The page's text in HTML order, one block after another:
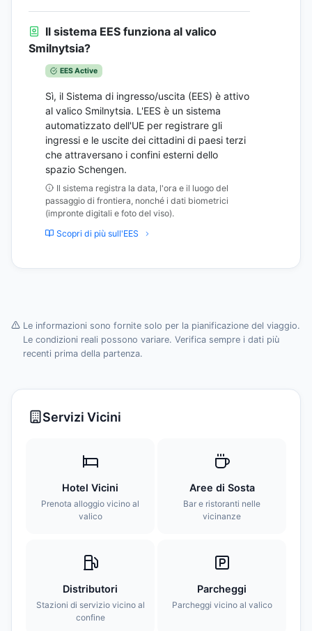
Il sistema EES funziona al valico
Smilnytsia?
EES Active
Sì, il Sistema di ingresso/uscita (EES) è attivo
al valico Smilnytsia. L'EES è un sistema
automatizzato dell'UE per registrare gli
ingressi e le uscite dei cittadini di paesi terzi
che attraversano i confini esterni dello
spazio Schengen.
Il sistema registra la data, l'ora e il luogo del
passaggio di frontiera, nonché i dati biometrici
(impronte digitali e foto del viso).
Scopri di più sull'EES
Le informazioni sono fornite solo per la pianificazione del viaggio.
Le condizioni reali possono variare. Verifica sempre i dati più
recenti prima della partenza.
Servizi Vicini
Hotel Vicini
Prenota alloggio vicino al
valico
Aree di Sosta
Bar e ristoranti nelle
vicinanze
Distributori
Stazioni di servizio vicino al
confine
Parcheggi
Parcheggi vicino al valico